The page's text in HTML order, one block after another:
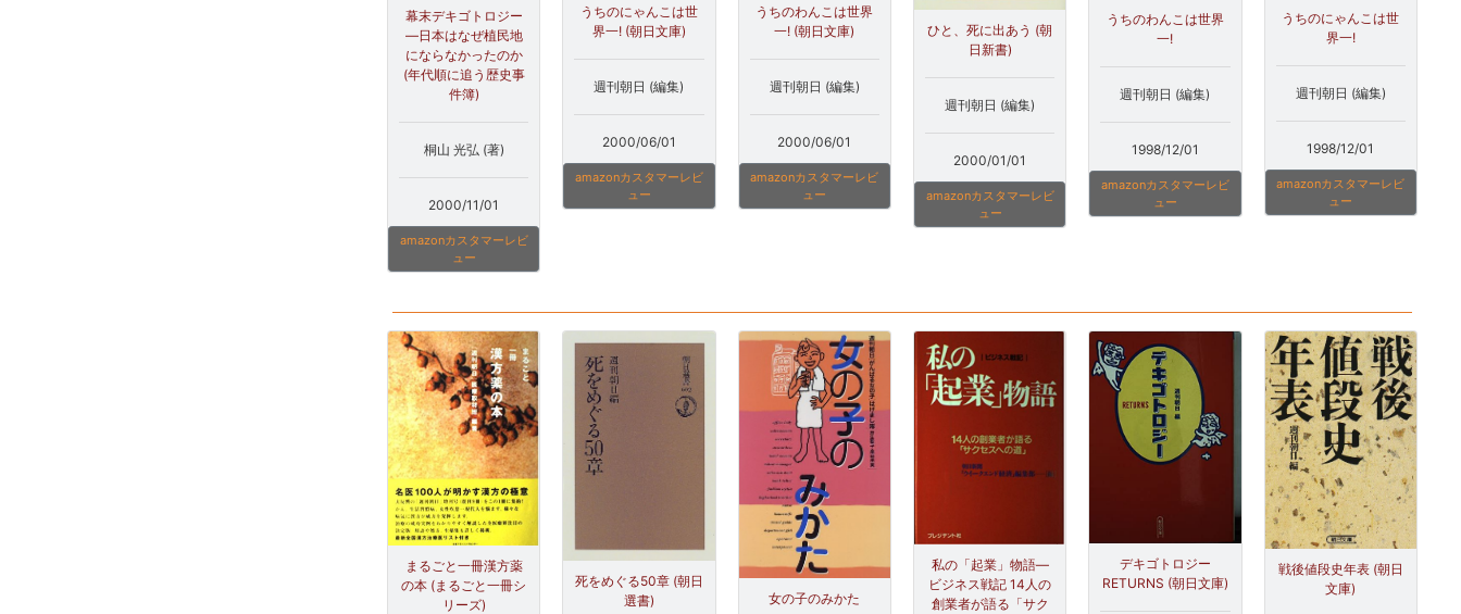
幕末デキゴトロジー
―日本はなぜ植民地
にならなかったのか
(年代順に追う歴史事
件簿)
桐山 光弘 (著)
2000/11/01
amazonカスタマーレビ
ュー
うちのにゃんこは世
界一! (朝日文庫)
週刊朝日 (編集)
2000/06/01
amazonカスタマーレビ
ュー
うちのわんこは世界
一! (朝日文庫)
週刊朝日 (編集)
2000/06/01
amazonカスタマーレビ
ュー
ひと、死に出あう (朝
日新書)
週刊朝日 (編集)
2000/01/01
amazonカスタマーレビ
ュー
うちのわんこは世界
一!
週刊朝日 (編集)
1998/12/01
amazonカスタマーレビ
ュー
うちのにゃんこは世
界一!
週刊朝日 (編集)
1998/12/01
amazonカスタマーレビ
ュー
まるごと一冊漢方薬
の本 (まるごと一冊シ
リーズ)
死をめぐる50章 (朝日
選書)
女の子のみかた
私の「起業」物語―
ビジネス戦記 14人の
創業者が語る「サク
デキゴトロジー
RETURNS (朝日文庫)
戦後値段史年表 (朝日
文庫)